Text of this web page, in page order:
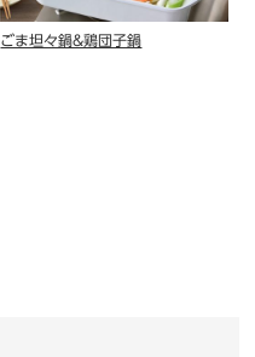
ごま坦々鍋&鶏団子鍋